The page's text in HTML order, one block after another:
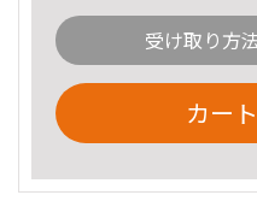
受け取り方
カー